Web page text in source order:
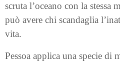
scruta l’oceano con la stessa
può avere chi scandaglia
vita.
Pessoa applica una specie di